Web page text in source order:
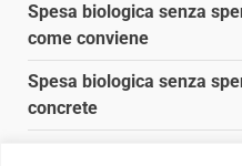
Spesa biologica senza
come conviene
Spesa biologica senza
concrete